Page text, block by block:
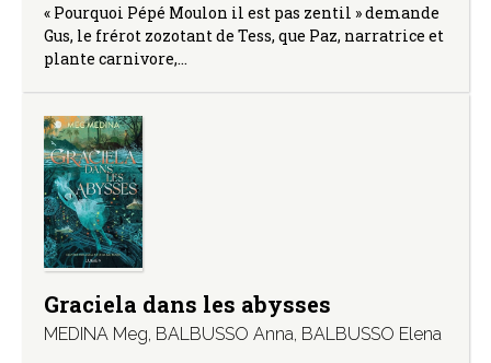
« Pourquoi Pépé Moulon il est pas zentil » demande
Gus, le frérot zozotant de Tess, que Paz, narratrice et
plante carnivore,…
Graciela dans les abysses
MEDINA Meg, BALBUSSO Anna, BALBUSSO Elena